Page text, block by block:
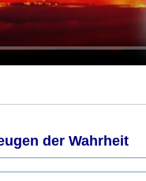
der Wahrheit